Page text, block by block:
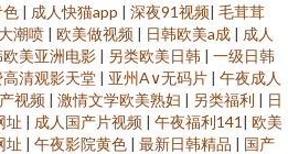
色 | 成人快猫app | 深夜91视频| 毛茸茸
潮喷 | 欧美做视频 | 日韩欧美a成 | 成人
欧美亚洲电影 | 另类欧美日韩 | 一级日韩
清观影天堂 | 亚州A∨无码片 | 午夜成人
视频 | 激情文学欧美熟妇 | 另类福利 | 日
址 | 成人国产片视频 | 午夜福利141 | 欧美
址 | 午夜影院黄色 | 最新日韩精品 | 国产